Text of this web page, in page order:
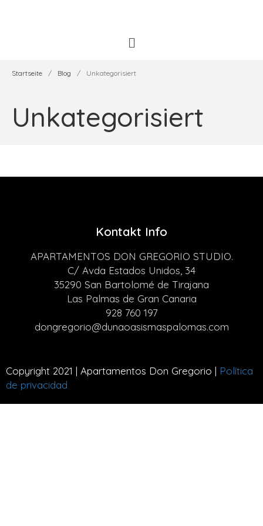
Startseite / Blog / Unkategorisiert
Unkategorisiert
Kontakt Info
APARTAMENTOS DON GREGORIO STUDIO.
C/ Avda Estados Unidos, 34
35290 San Bartolomé de Tirajana
Las Palmas de Gran Canaria
928 760 197
dongregorio@dunaoasismaspalomas.com
Copyright 2021 | Apartamentos Don Gregorio | Política
de privacidad